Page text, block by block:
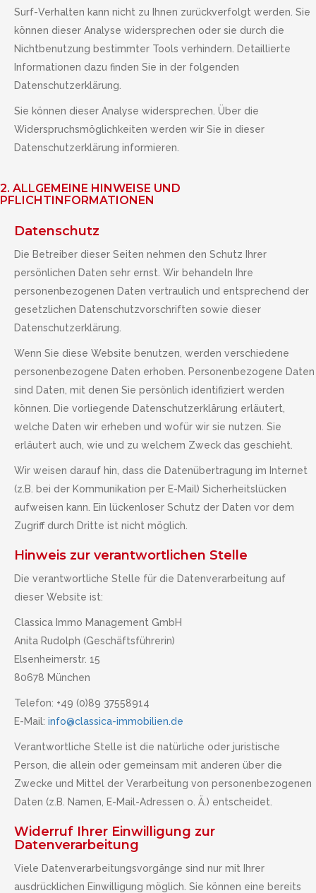
Surf-Verhalten kann nicht zu Ihnen zurückverfolgt werden. Sie
können dieser Analyse widersprechen oder sie durch die
Nichtbenutzung bestimmter Tools verhindern. Detaillierte
Informationen dazu finden Sie in der folgenden
Datenschutzerklärung.
Sie können dieser Analyse widersprechen. Über die
Widerspruchsmöglichkeiten werden wir Sie in dieser
Datenschutzerklärung informieren.
2. ALLGEMEINE HINWEISE UND
PFLICHTINFORMATIONEN
Datenschutz
Die Betreiber dieser Seiten nehmen den Schutz Ihrer
persönlichen Daten sehr ernst. Wir behandeln Ihre
personenbezogenen Daten vertraulich und entsprechend der
gesetzlichen Datenschutzvorschriften sowie dieser
Datenschutzerklärung.
Wenn Sie diese Website benutzen, werden verschiedene
personenbezogene Daten erhoben. Personenbezogene Daten
sind Daten, mit denen Sie persönlich identifiziert werden
können. Die vorliegende Datenschutzerklärung erläutert,
welche Daten wir erheben und wofür wir sie nutzen. Sie
erläutert auch, wie und zu welchem Zweck das geschieht.
Wir weisen darauf hin, dass die Datenübertragung im Internet
(z.B. bei der Kommunikation per E-Mail) Sicherheitslücken
aufweisen kann. Ein lückenloser Schutz der Daten vor dem
Zugriff durch Dritte ist nicht möglich.
Hinweis zur verantwortlichen Stelle
Die verantwortliche Stelle für die Datenverarbeitung auf
dieser Website ist:
Classica Immo Management GmbH
Anita Rudolph (Geschäftsführerin)
Elsenheimerstr. 15
80678 München
Telefon: +49 (0)89 37558914
E-Mail: info@classica-immobilien.de
Verantwortliche Stelle ist die natürliche oder juristische
Person, die allein oder gemeinsam mit anderen über die
Zwecke und Mittel der Verarbeitung von personenbezogenen
Daten (z.B. Namen, E-Mail-Adressen o. Ä.) entscheidet.
Widerruf Ihrer Einwilligung zur
Datenverarbeitung
Viele Datenverarbeitungsvorgänge sind nur mit Ihrer
ausdrücklichen Einwilligung möglich. Sie können eine bereits